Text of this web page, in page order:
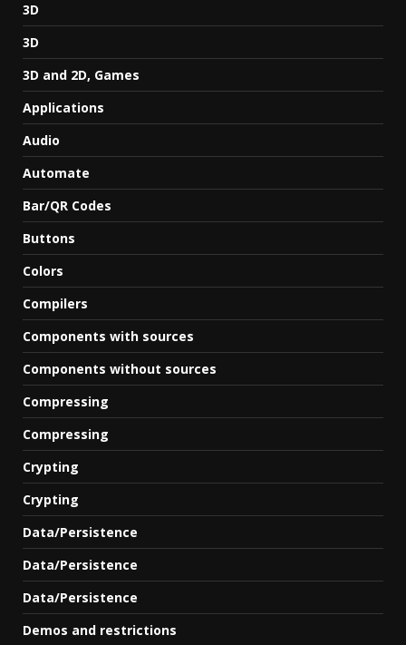
3D
3D
3D and 2D, Games
Applications
Audio
Automate
Bar/QR Codes
Buttons
Colors
Compilers
Components with sources
Components without sources
Compressing
Compressing
Crypting
Crypting
Data/Persistence
Data/Persistence
Data/Persistence
Demos and restrictions